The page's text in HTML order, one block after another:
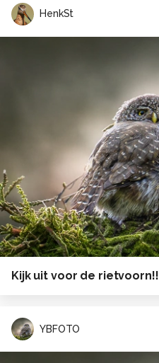
HenkSt
Kijk uit voor de rietvoorn!!
YBFOTO